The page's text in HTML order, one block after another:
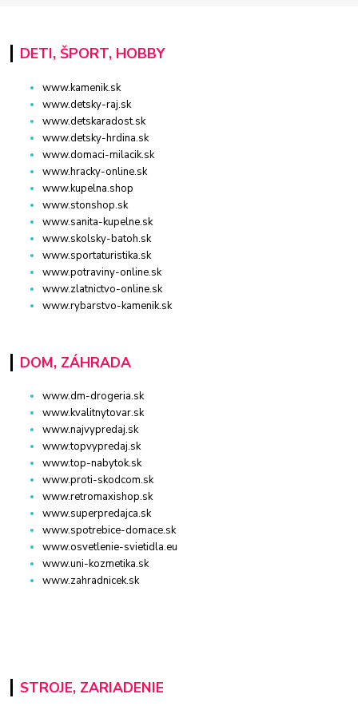
DETI, ŠPORT, HOBBY
www.kamenik.sk
www.detsky-raj.sk
www.detskaradost.sk
www.detsky-hrdina.sk
www.domaci-milacik.sk
www.hracky-online.sk
www.kupelna.shop
www.stonshop.sk
www.sanita-kupelne.sk
www.skolsky-batoh.sk
www.sportaturistika.sk
www.potraviny-online.sk
www.zlatnictvo-online.sk
www.rybarstvo-kamenik.sk
DOM, ZÁHRADA
www.dm-drogeria.sk
www.kvalitnytovar.sk
www.najvypredaj.sk
www.topvypredaj.sk
www.top-nabytok.sk
www.proti-skodcom.sk
www.retromaxishop.sk
www.superpredajca.sk
www.spotrebice-domace.sk
www.osvetlenie-svietidla.eu
www.uni-kozmetika.sk
www.zahradnicek.sk
STROJE, ZARIADENIE